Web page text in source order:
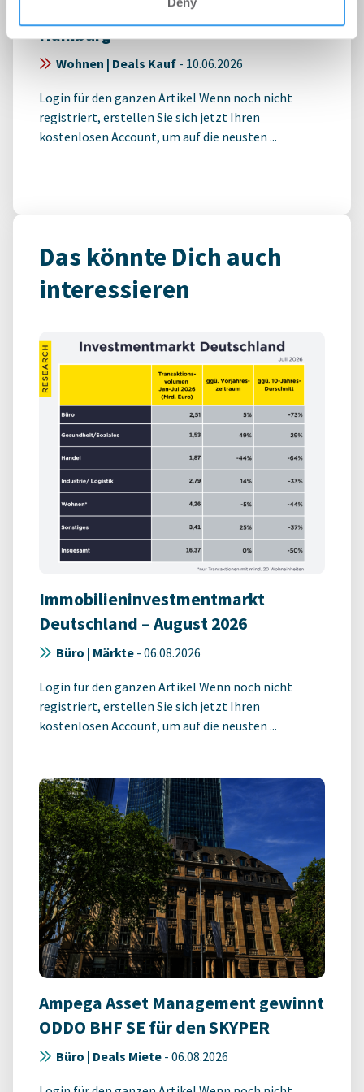
Anlageimmobilie mit 26 Einheiten in
Hamburg
Wohnen | Deals Kauf - 10.06.2026
Login für den ganzen Artikel Wenn noch nicht
registriert, erstellen Sie sich jetzt Ihren
kostenlosen Account, um auf die neusten ...
Das könnte Dich auch
interessieren
Immobilieninvestmentmarkt
Deutschland – August 2026
Büro | Märkte - 06.08.2026
Login für den ganzen Artikel Wenn noch nicht
registriert, erstellen Sie sich jetzt Ihren
kostenlosen Account, um auf die neusten ...
Ampega Asset Management gewinnt
ODDO BHF SE für den SKYPER
Büro | Deals Miete - 06.08.2026